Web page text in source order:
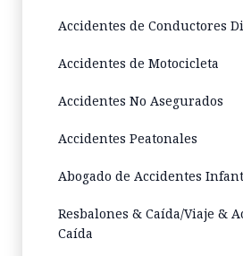
Accidentes de Conductores
Accidentes de Motocicleta
Accidentes No Asegurados
Accidentes Peatonales
Abogado de Accidentes
Resbalones & Caída/Viaje &
Caída